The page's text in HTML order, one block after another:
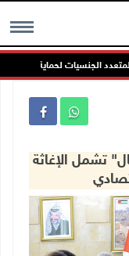
MENU
الجنسيات لحماية حرية الملاحة
تشمل الإغاثة